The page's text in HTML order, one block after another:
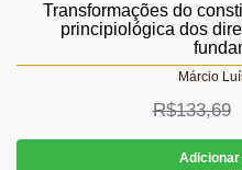
Transformações do
principiológica dos
Márcio
R$133,69